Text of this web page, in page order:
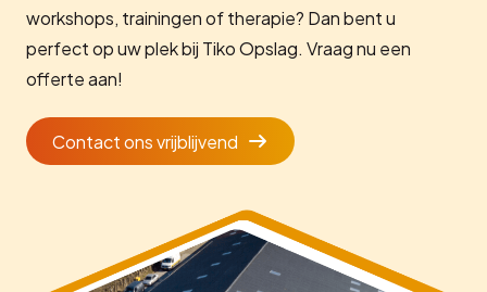
workshops, trainingen of therapie? Dan bent u
perfect op uw plek bij Tiko Opslag. Vraag nu een
offerte aan!
Contact ons vrijblijvend